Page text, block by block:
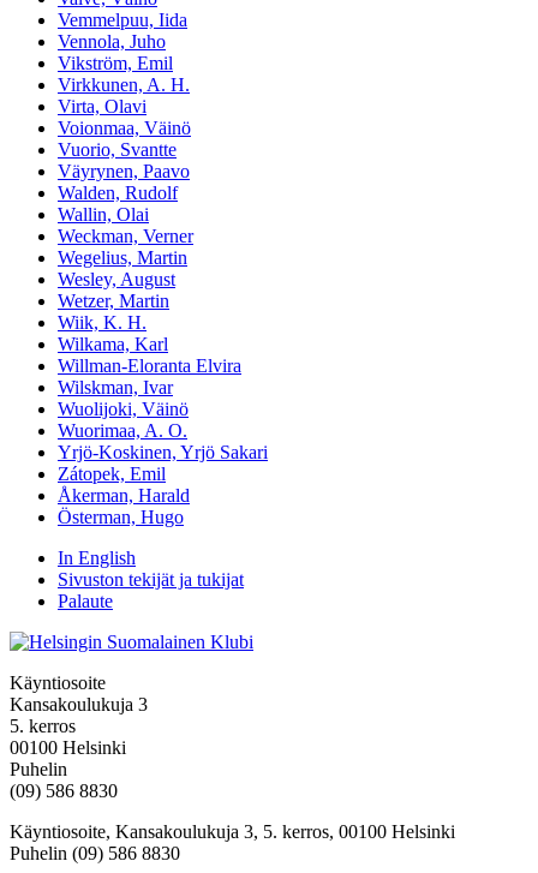
Vemmelpuu, Iida
Vennola, Juho
Vikström, Emil
Virkkunen, A. H.
Virta, Olavi
Voionmaa, Väinö
Vuorio, Svantte
Väyrynen, Paavo
Walden, Rudolf
Wallin, Olai
Weckman, Verner
Wegelius, Martin
Wesley, August
Wetzer, Martin
Wiik, K. H.
Wilkama, Karl
Willman-Eloranta Elvira
Wilskman, Ivar
Wuolijoki, Väinö
Wuorimaa, A. O.
Yrjö-Koskinen, Yrjö Sakari
Zátopek, Emil
Åkerman, Harald
Österman, Hugo
In English
Sivuston tekijät ja tukijat
Palaute
Käyntiosoite
Kansakoulukuja 3
5. kerros
00100 Helsinki
Puhelin
(09) 586 8830
Käyntiosoite, Kansakoulukuja 3, 5. kerros, 00100 Helsinki
Puhelin (09) 586 8830